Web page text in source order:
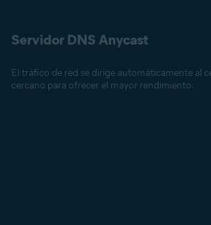
Servidor DNS Anycast
El tráfico de red se dirige automáticamente al
cercano para ofrecer el mayor rendimiento.